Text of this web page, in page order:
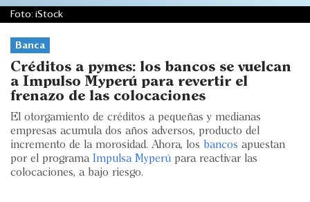
Economía y Finanzas
Eventos
Blogs
Ranking CEO
Banca
Créditos a pymes: los bancos se vuelcan
a Impulso Myperú para revertir el
frenazo de las colocaciones
El otorgamiento de créditos a pequeñas y medianas
empresas acumula dos años adversos, producto del
incremento de la morosidad. Ahora, los bancos apuestan
por el programa
Impulsa Myperú para reactivar las
colocaciones, a bajo riesgo.
Foto: iStock